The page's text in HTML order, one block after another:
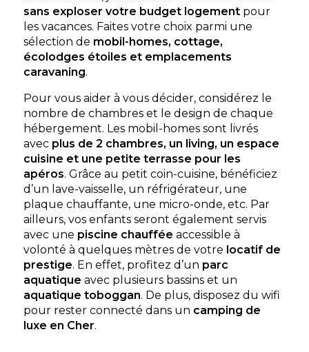
sans exploser votre budget logement pour
les vacances. Faites votre choix parmi une
sélection de mobil-homes, cottage,
écolodges étoiles et emplacements
caravaning.
Pour vous aider à vous décider, considérez le
nombre de chambres et le design de chaque
hébergement. Les mobil-homes sont livrés
avec plus de 2 chambres, un living, un espace
cuisine et une petite terrasse pour les
apéros. Grâce au petit coin-cuisine, bénéficiez
d’un lave-vaisselle, un réfrigérateur, une
plaque chauffante, une micro-onde, etc. Par
ailleurs, vos enfants seront également servis
avec une piscine chauffée accessible à
volonté à quelques mètres de votre locatif de
prestige. En effet, profitez d’un parc
aquatique avec plusieurs bassins et un
aquatique toboggan. De plus, disposez du wifi
pour rester connecté dans un camping de
luxe en Cher.
Camping la Grande Tortue
Candé-sur-Beuvron, Loir-et-Cher , Centre-Val de Loire
Découvrir